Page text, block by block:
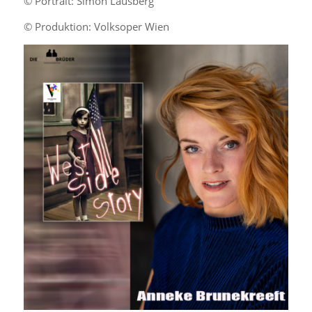
© Produktion: Volksoper Wien